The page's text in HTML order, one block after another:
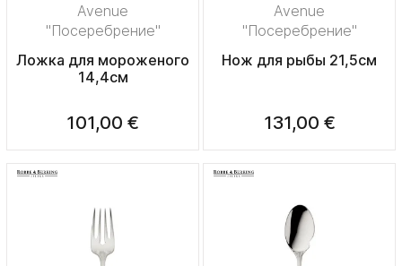
Avenue
"Посеребрение"
Ложка для мороженого
14,4см
101,00 €
Avenue
"Посеребрение"
Нож для рыбы 21,5см
131,00 €